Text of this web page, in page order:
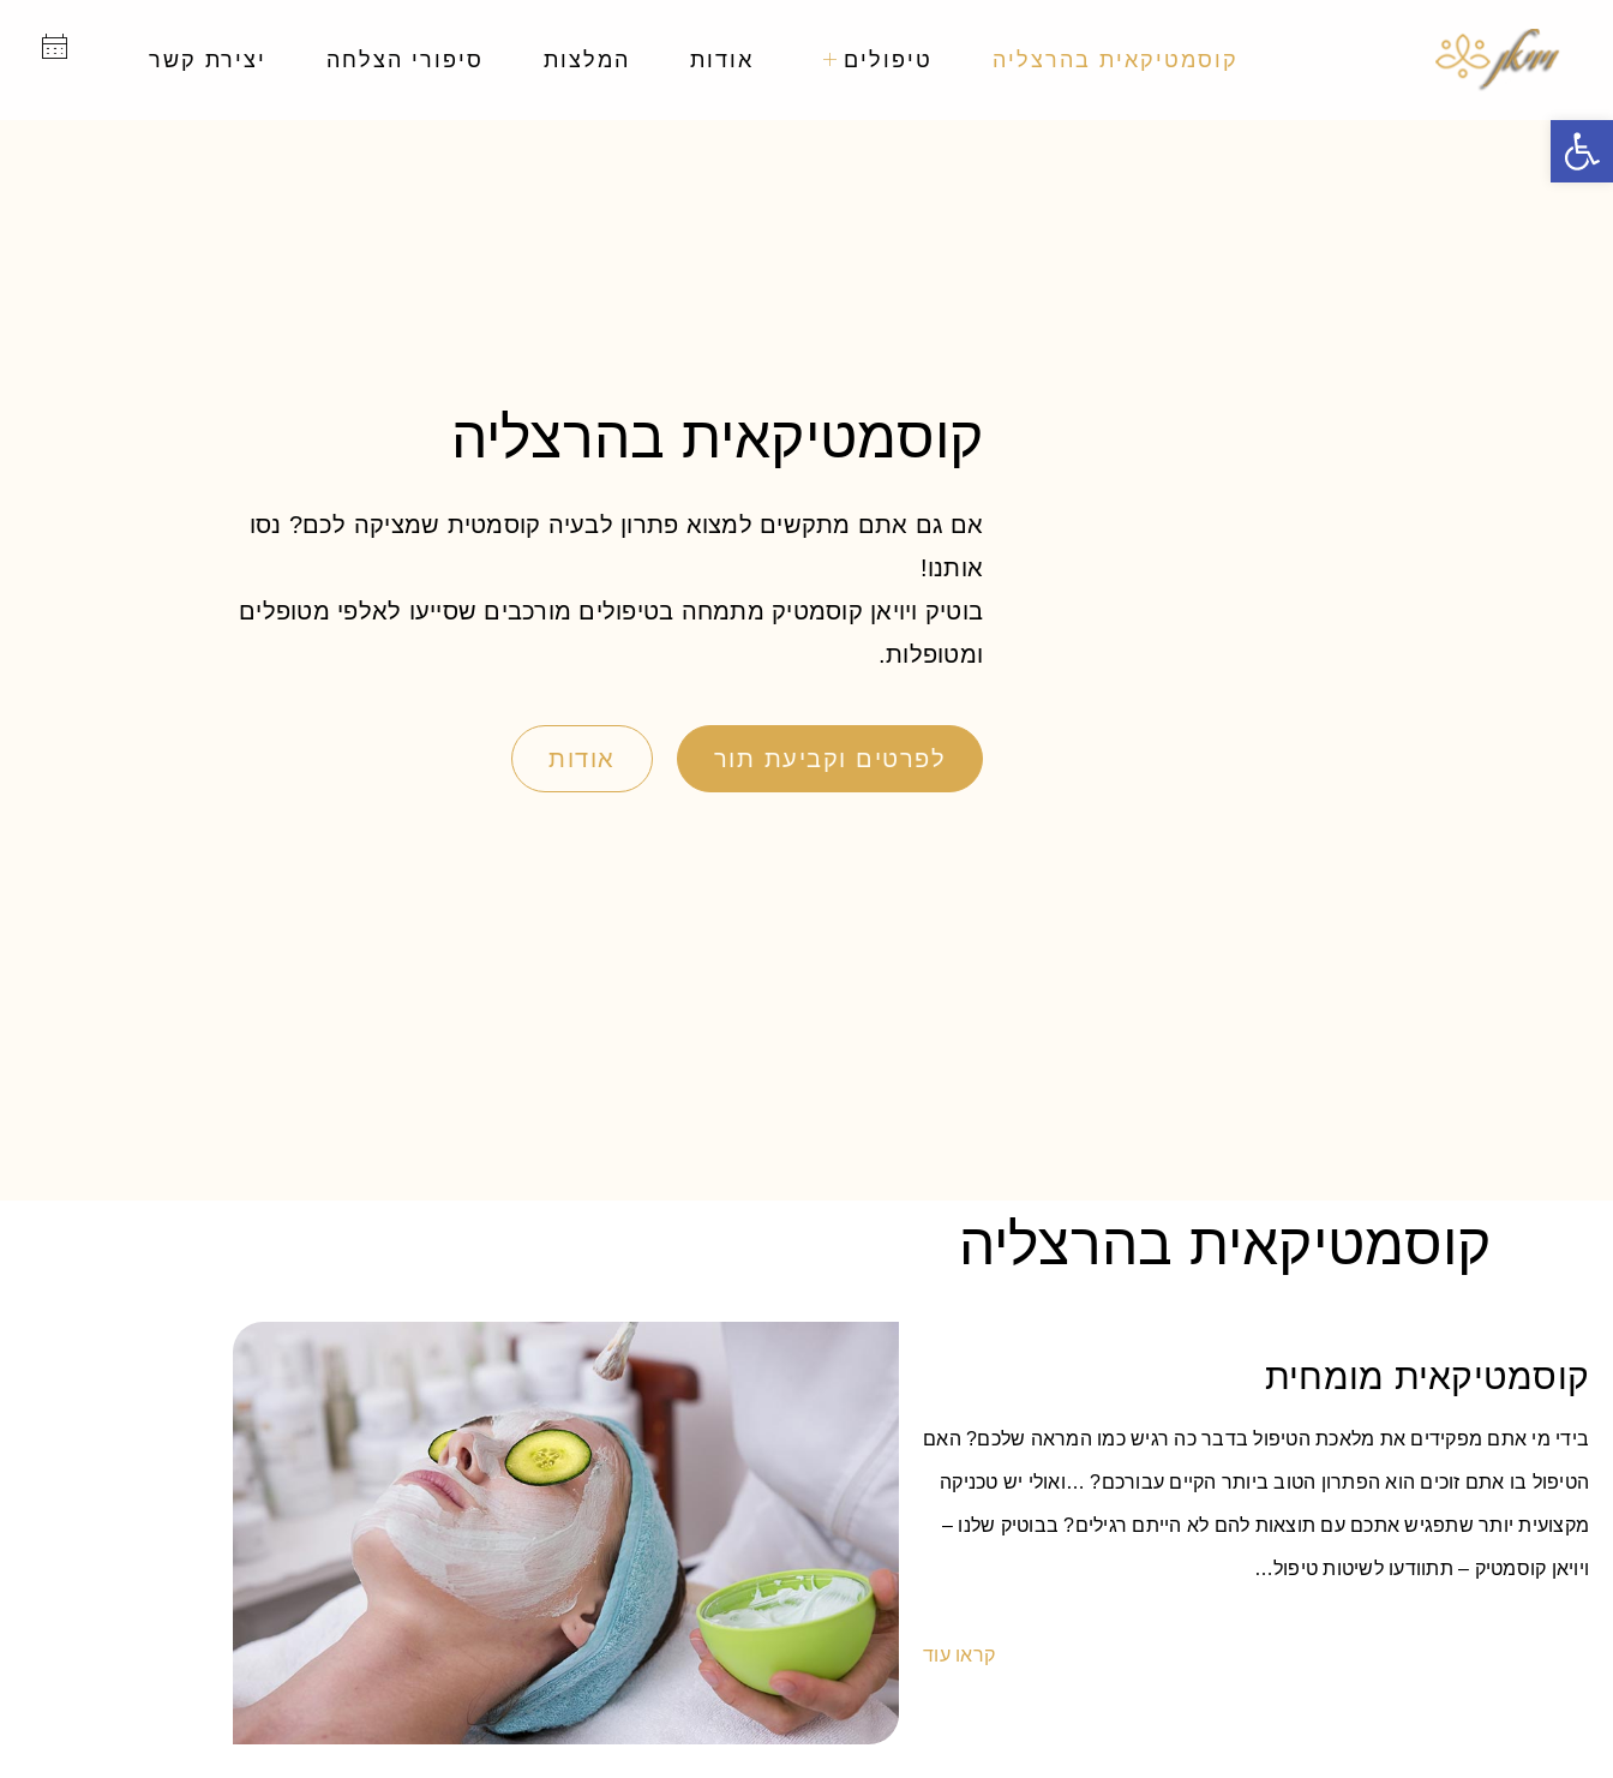
פתח סרגל נגישות
קוסמטיקאית בהרצליה טיפולים אודות המלצות סיפורי הצלחה יצירת קשר
קוסמטיקאית בהרצליה
אם גם אתם מתקשים למצוא פתרון לבעיה קוסמטית שמציקה לכם? נסו
אותנו!
בוטיק ויויאן קוסמטיק מתמחה בטיפולים מורכבים שסייעו לאלפי מטופלים
ומטופלות.
לפרטים וקביעת תור אודות
קוסמטיקאית בהרצליה
קוסמטיקאית מומחית
בידי מי אתם מפקידים את מלאכת הטיפול בדבר כה רגיש כמו המראה שלכם? האם
הטיפול בו אתם זוכים הוא הפתרון הטוב ביותר הקיים עבורכם? …ואולי יש טכניקה
מקצועית יותר שתפגיש אתכם עם תוצאות להם לא הייתם רגילים? בבוטיק שלנו –
ויויאן קוסמטיק – תתוודעו לשיטות טיפול…
קראו עוד